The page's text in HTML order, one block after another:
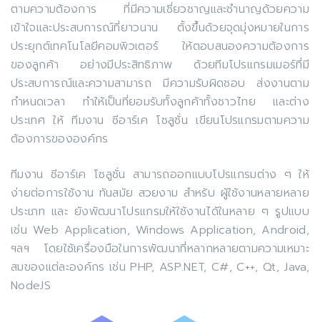
ตามความต้องการ ที่มีความเชี่ยวชาญและชำนาญด้วยความ
เข้าใจและประสบการณ์ที่ยาวนาน ตั้งขึ้นด้วยจุดมุ่งหมายในการ
ประยุกต์เทคโนโลยีคอมพิวเตอร์ ให้ตอบสนองความต้องการ
ของลูกค้า อย่างมีประสิทธิภาพ ด้วยทีมโปรแกรมเมอร์ที่มี
ประสบการณ์และความสามารถ มีความรับผิดชอบ ส่งงานตาม
กำหนดเวลา ทำให้เป็นที่ยอมรับทั้งลูกค้าทั้งชาวไทย และต่าง
ประเทศ ให้ ทีมงาน ซีอาร์เค โซลูชั่น เขียนโปรแกรมตามความ
ต้องการขององค์กร
ทีมงาน ซีอาร์เค โซลูชั่น สามารถออกแบบโปรแกรมต่าง ๆ ให้
ง่ายต่อการใช้งาน ทันสมัย สวยงาม สำหรับ ผู้ใช้งานหลายหลาย
ประเภท และ ยังพัฒนาโปรแกรมให้ใช้งานได้ในหลาย ๆ รูปแบบ
เช่น Web Application, Windows Application, Android,
ฯลฯ โดยใช้เครื่องมือในการพัฒนาที่หลากหลายตามความเหมาะ
สมของแต่ละองค์กร เช่น PHP, ASP.NET, C#, C++, Qt, Java,
NodeJS